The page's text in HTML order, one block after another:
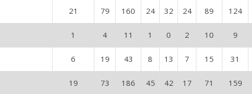
21 79 160 24 32 24 89 124
1 4 11 1 0 2 10 9
6 19 43 8 13 7 15 31
19 73 186 45 42 17 71 159